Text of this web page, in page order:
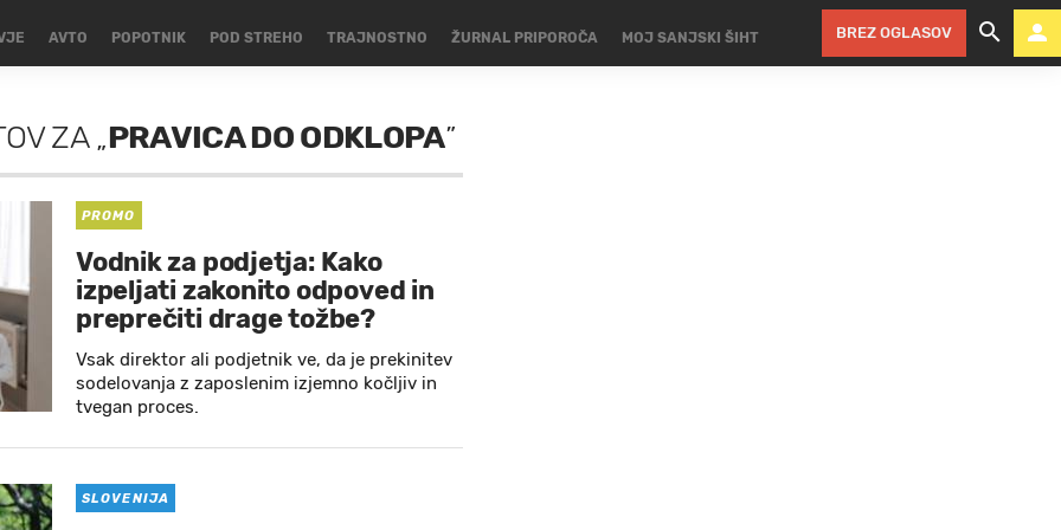
AVTO POPOTNIK POD STREHO TRAJNOSTNO ŽURNAL PRIPOROČA MOJ SANJSKI ŠIHT BREZ OGLASOV
ZA„PRAVICA DO ODKLOPA”
PROMO
Vodnik za podjetja: Kako
izpeljati zakonito odpoved in
preprečiti drage tožbe?
Vsak direktor ali podjetnik ve, da je prekinitev
sodelovanja z zaposlenim izjemno kočljiv in
tvegan proces.
SLOVENIJA